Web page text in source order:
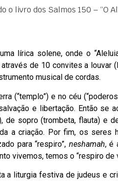
o livro dos Salmos 150 – “O
lírica solene, onde o
de 10 convites a louvar
musical de cordas.
(“templo”) e no céu
e libertação. Então se
de sopro (trombeta, flauta) e
a criação. Por fim, os
para “respiro”, neshamah, é
vivemos, temos o “respiro
a liturgia festiva de judeus e